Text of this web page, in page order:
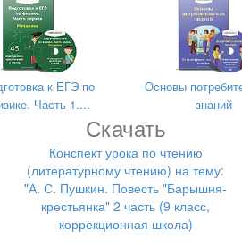
по праздникам – сюртук из
выметенные и усыпанные
(Муромских)
героев
помещиков?
к ЕГЭ по
Часть 1....
Основы
знаний
Скачать
Конспект урока по чтению
(литературному чтению) на тему:
"А. С. Пушкин. Повесть "Барышня-
крестьянка" 2 часть (9 класс,
коррекционная школа)